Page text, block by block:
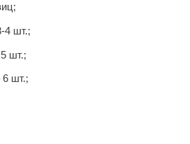
4 шт.;
шт.;
6 шт.;